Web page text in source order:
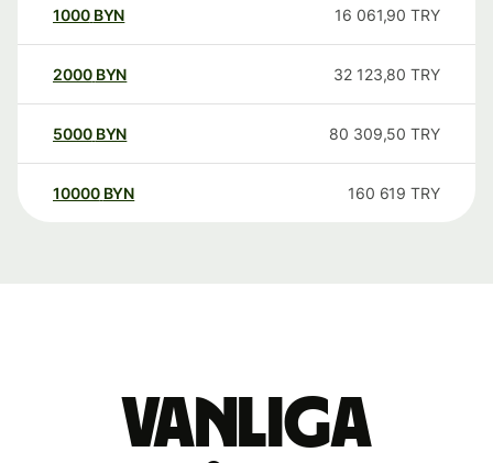
1000 BYN 16 061,90 TRY
2000 BYN 32 123,80 TRY
5000 BYN 80 309,50 TRY
10000 BYN 160 619 TRY
Vanliga